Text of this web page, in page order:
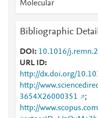
Molecular
Bibliographic
DOI
10.1016/
URL ID
http://dx.doi.org/
http://
3654X26000351
;
http://